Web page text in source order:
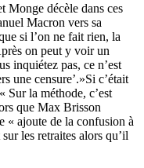
Monge décèle dans ces
Macron vers sa
si l’on ne fait rien, la
on peut y voir un
inquiétez pas, ce n’est
une censure’.»Si c’était
Sur la méthode, c’est
que Max Brisson
« ajoute de la confusion à
les retraites alors qu’il